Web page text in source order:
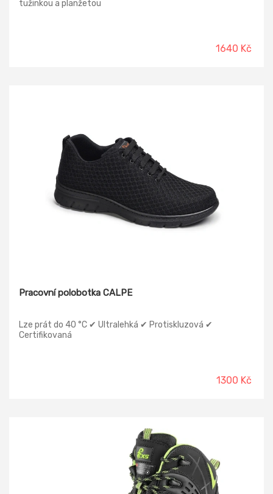
tužinkou a planžetou
1640 Kč
Pracovní polobotka CALPE
Lze prát do 40 °C ✔ Ultralehká ✔ Protiskluzová ✔
Certifikovaná
1300 Kč